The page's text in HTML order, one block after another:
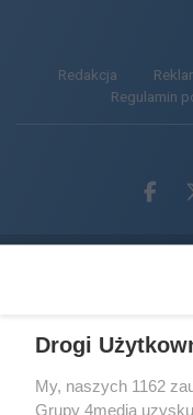
Redakcja
Regulamin
Drogi
My, naszych 1162
Grupy 4media